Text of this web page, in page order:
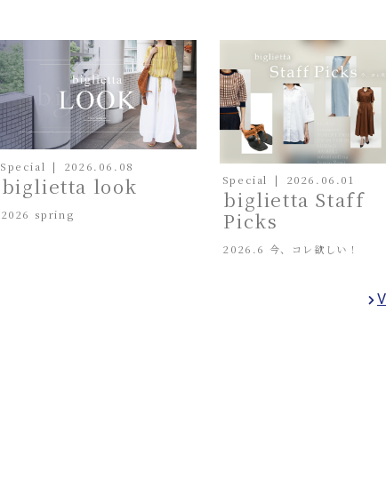
Special 2026.06.08
biglietta look
2026 spring
Special 2026.06.01
biglietta Staff
Picks
2026.6 今、コレ欲しい！